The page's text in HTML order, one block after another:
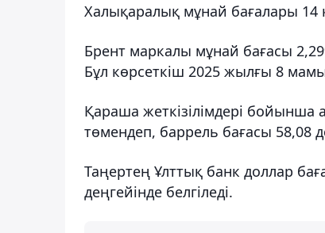
Халықаралық мұнай бағалары 14
Брент маркалы мұнай бағасы
Бұл көрсеткіш 2025 жылғы 8
Қараша жеткізілімдері
төмендеп, баррель бағасы 58,08
Таңертең Ұлттық банк доллар
деңгейінде белгіледі.